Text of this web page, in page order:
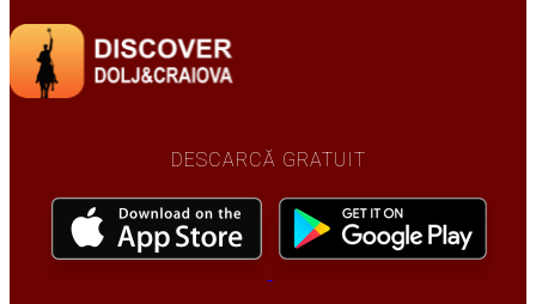
DESCARCĂ GRATUIT